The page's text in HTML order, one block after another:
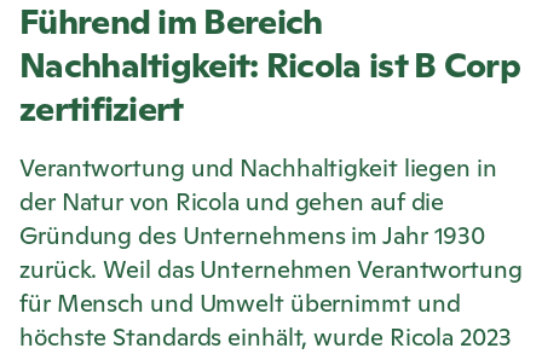
Führend im Bereich
Nachhaltigkeit: Ricola ist B Corp
zertifiziert
Verantwortung und Nachhaltigkeit liegen in
der Natur von Ricola und gehen auf die
Gründung des Unternehmens im Jahr 1930
zurück. Weil das Unternehmen Verantwortung
für Mensch und Umwelt übernimmt und
höchste Standards einhält, wurde Ricola 2023